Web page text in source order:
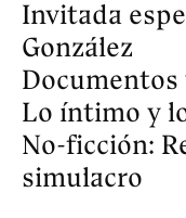
curiosos
artísticos en
Querer
creativos
estudio
REQUISITOS